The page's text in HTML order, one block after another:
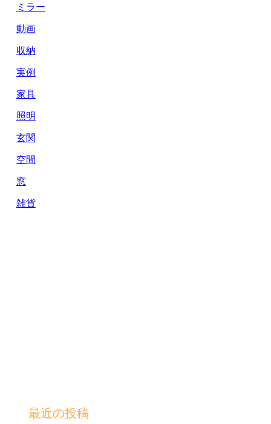
ミラー
動画
収納
実例
家具
照明
玄関
空間
窓
雑貨
最近の投稿